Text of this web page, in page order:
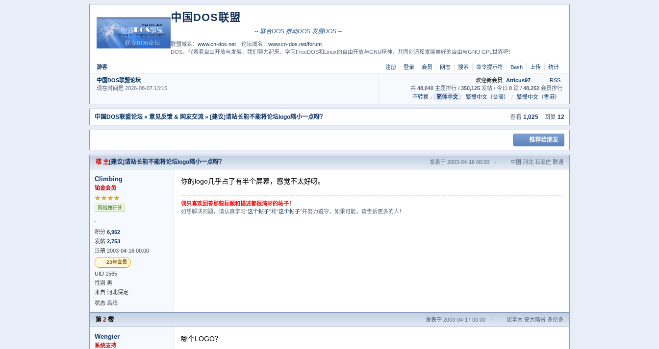
中国DOS联盟
-- 联合DOS 推动DOS 发展DOS --
联盟域名：www.cn-dos.net 论坛域名：www.cn-dos.net/forum
DOS，代表着自由开放与发展，我们努力起来，学习FreeDOS和Linux的自由开放与GNU精神，共同创造和发展美好的自由与GNU GPL世界吧！
游客 注册 登录 会员 网志 搜索 命令提示符 Bash 上传 统计
中国DOS联盟论坛
现在时间是 2026-08-07 13:15
欢迎新会员 Atticus97
RSS
共 48,040 主题排行 / 350,125 发帖 / 今日 0 篇 / 48,252 会员排行
不转换 / 简体中文 / 繁體中文（台灣） / 繁體中文（香港）
中国DOS联盟论坛 » 意见反馈 & 网友交流 » [建议]请站长能不能将论坛logo缩小一点呀？ 查看 1,025 回复 12
推荐给朋友
楼 主[建议]请站长能不能将论坛logo缩小一点呀？ 发表于 2003-04-16 00:00 · 中国 河北 石家庄 联通
Climbing
铂金会员
★★★★
网络独行侠
积分 6,962
发帖 2,753
注册 2003-04-16 00:00
23年会员
UID 1565
性别 男
来自 河北保定
状态 离线
你的logo几乎占了有半个屏幕，感觉不太好呀。
偶只喜欢回答那些标题和描述都很清晰的帖子！
如想解决问题，请认真学习“这个帖子”和“这个帖子”并努力遵守，如果可能，请告诉更多的人！
第 2 楼 发表于 2003-04-17 00:00 · 加拿大 安大略省 多伦多
Wengier
系统支持
哪个LOGO？